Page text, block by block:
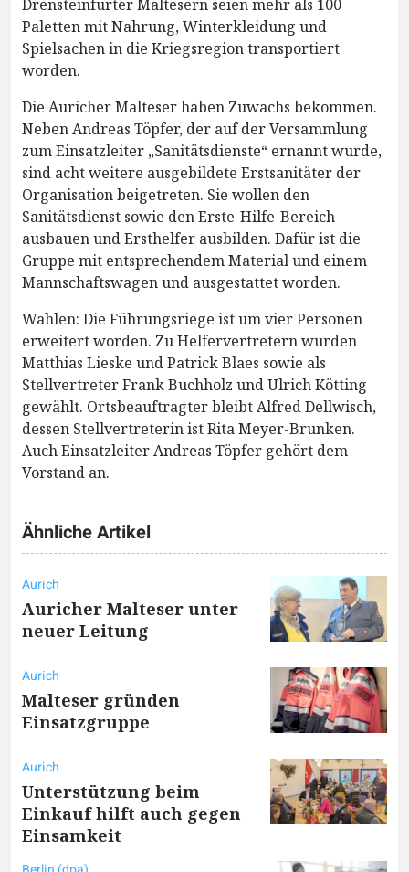
Drensteinfurter Maltesern seien mehr als 100
Paletten mit Nahrung, Winterkleidung und
Spielsachen in die Kriegsregion transportiert
worden.
Die Auricher Malteser haben Zuwachs bekommen.
Neben Andreas Töpfer, der auf der Versammlung
zum Einsatzleiter „Sanitätsdienste“ ernannt wurde,
sind acht weitere ausgebildete Erstsanitäter der
Organisation beigetreten. Sie wollen den
Sanitätsdienst sowie den Erste-Hilfe-Bereich
ausbauen und Ersthelfer ausbilden. Dafür ist die
Gruppe mit entsprechendem Material und einem
Mannschaftswagen und ausgestattet worden.
Wahlen: Die Führungsriege ist um vier Personen
erweitert worden. Zu Helfervertretern wurden
Matthias Lieske und Patrick Blaes sowie als
Stellvertreter Frank Buchholz und Ulrich Kötting
gewählt. Ortsbeauftragter bleibt Alfred Dellwisch,
dessen Stellvertreterin ist Rita Meyer-Brunken.
Auch Einsatzleiter Andreas Töpfer gehört dem
Vorstand an.
Ähnliche Artikel
Aurich
Auricher Malteser unter
neuer Leitung
Aurich
Malteser gründen
Einsatzgruppe
Aurich
Unterstützung beim
Einkauf hilft auch gegen
Einsamkeit